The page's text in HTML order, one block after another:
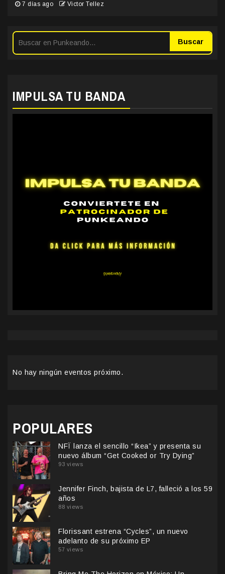
7 días ago Victor Tellez
Buscar
IMPULSA TU BANDA
No hay ningún eventos próximo.
POPULARES
NFÏ lanza el sencillo “Ikea” y presenta su
nuevo álbum “Get Cooked or Try Dying”
93 views
Jennifer Finch, bajista de L7, falleció a los 59
años
88 views
Florissant estrena “Cycles”, un nuevo
adelanto de su próximo EP
57 views